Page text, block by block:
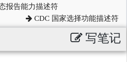
报告能力描述符
CDC 国家选择功能描述符
写笔记